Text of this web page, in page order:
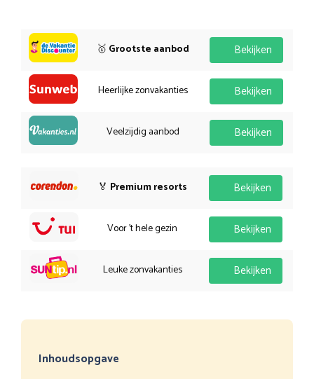
🥇 Grootste aanbod Bekijken
Heerlijke zonvakanties Bekijken
Veelzijdig aanbod Bekijken
🏅 Premium resorts Bekijken
Voor 't hele gezin Bekijken
Leuke zonvakanties Bekijken
Inhoudsopgave